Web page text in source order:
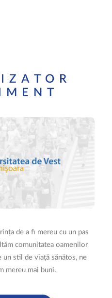
de a fi mereu cu un pas
comunitatea oamenilor
un stil de viață sănătos, ne
mereu mai buni.